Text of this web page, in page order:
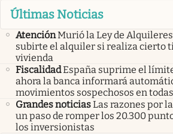
Últimas Noticias
AtenciónMurió la Ley de
subirte el alquiler si realiza cierto
vivienda
FiscalidadEspaña suprime el
ahora la banca informará
movimientos sospechosos en
Grandes noticiasLas razones por
un paso de romper los 20.300
los inversionistas